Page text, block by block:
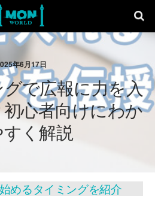
年6月17日
で広報に力を入
心者向けにわか
すく解説
めるタイミングを紹介